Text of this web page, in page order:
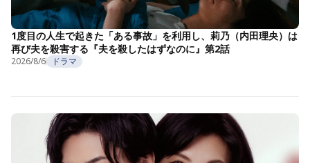
1度目の人生で起きた「ある事故」を利用し、莉乃（内田理央）は
再び夫を殺害する『夫を殺したはずなのに』第2話
2026/8/6 ドラマ